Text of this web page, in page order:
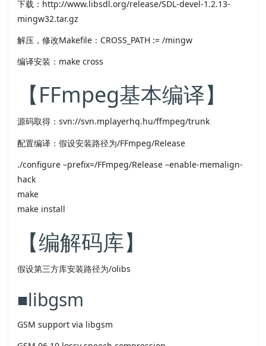
下载：http://www.libsdl.org/release/SDL-devel-1.2.13-
mingw32.tar.gz
解压，修改Makefile：CROSS_PATH := /mingw
编译安装：make cross
【FFmpeg基本编译】
源码取得：svn://svn.mplayerhq.hu/ffmpeg/trunk
配置编译：假设安装路径为/FFmpeg/Release
./configure –prefix=/FFmpeg/Release –enable-memalign-
hack
make
make install
【编解码库】
假设第三方库安装路径为/olibs
■libgsm
GSM support via libgsm